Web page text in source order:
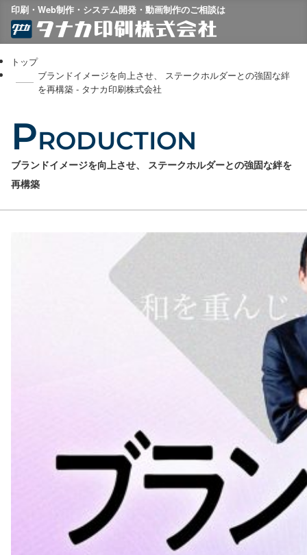
印刷・Web制作・システム開発・動画制作のご相談は
トップ
ブランドイメージを向上させ、 ステークホルダーとの強固な絆
を再構築 - タナカ印刷株式会社
PRODUCTION
ブランドイメージを向上させ、 ステークホルダーとの強固な絆を
再構築